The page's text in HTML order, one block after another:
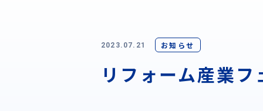
2023.07.21 お知らせ
リフォーム産業